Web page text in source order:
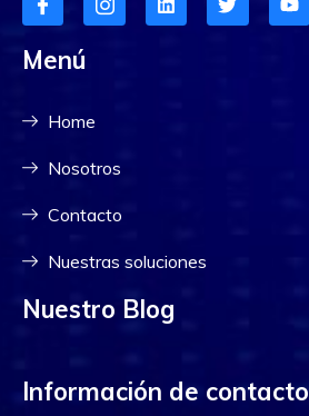
Menú
Home
Nosotros
Contacto
Nuestras soluciones
Nuestro Blog
Información de contacto